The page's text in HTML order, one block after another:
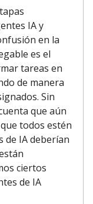
IA y
en la
es el
tareas en
de manera
Sin
que aún
todos estén
de IA deberían
ciertos
de IA